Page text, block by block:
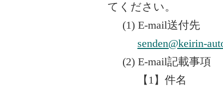
てください。
(1) E-mail送付先
senden@keirin-
(2) E-mail記載事項
【1】件名